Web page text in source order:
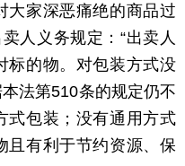
家深恶痛绝的商品过
人义务规定：“出卖人
标的物。对包装方式没
法第510条的规定仍不
式包装；没有通用方式
且有利于节约资源、保